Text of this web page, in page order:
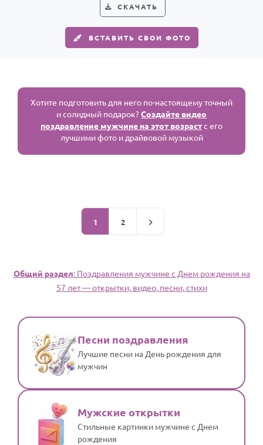
СКАЧАТЬ
ВСТАВИТЬ СВОИ ФОТО
Хотите подготовить для него по-настоящему точный
и солидный подарок?Создайте видео
поздравление мужчине на этот возрастс его
лучшими фото и драйвовой музыкой
1 2
Общий раздел: Поздравления мужчине c Днем рождения на
57 лет — открытки, видео, песни, стихи
Песни поздравления
Лучшие песни на День рождения для
мужчин
Мужские открытки
Стильные картинки мужчине с Днем
рождения